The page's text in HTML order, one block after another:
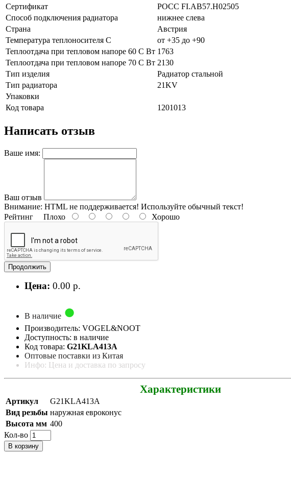
Сертификат
POCC FI.AB57.H02505
Способ подключения радиатора
нижнее слева
Страна
Австрия
Температура теплоносителя C
от +35 до +90
Теплоотдача при тепловом напоре 60 С Вт 1763
Теплоотдача при тепловом напоре 70 С Вт 2130
Тип изделия
Радиатор стальной
Тип радиатора
21KV
Упаковки
Код товара
1201013
Написать отзыв
Ваше имя:
Ваш отзыв
Внимание: HTML не поддерживается! Используйте обычный текст!
Рейтинг Плохо Хорошо
Продолжить
Цена: 0.00 р.
В наличие
Производитель: VOGEL&NOOT
Доступность: в наличие
Код товара: G21KLA413A
Оптовые поставки из Китая
Инфо: Цена и доставка по запросу
Характеристики
Артикул
G21KLA413A
Вид резьбы наружная евроконус
Высота мм 400
Кол-во
В корзину